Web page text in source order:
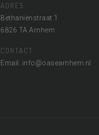
ADRES
Bethaniënstraat 1
6826 TA Arnhem
CONTACT
Email: info@oasearnhem.nl